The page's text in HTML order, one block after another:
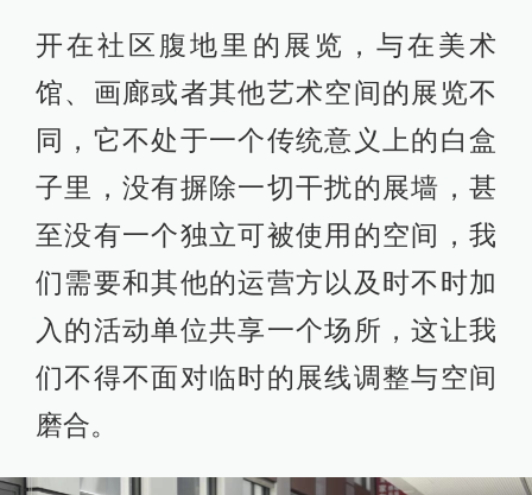
开在社区腹地里的展览，与在美术
馆、画廊或者其他艺术空间的展览不
同，它不处于一个传统意义上的白盒
子里，没有摒除一切干扰的展墙，甚
至没有一个独立可被使用的空间，我
们需要和其他的运营方以及时不时加
入的活动单位共享一个场所，这让我
们不得不面对临时的展线调整与空间
磨合。